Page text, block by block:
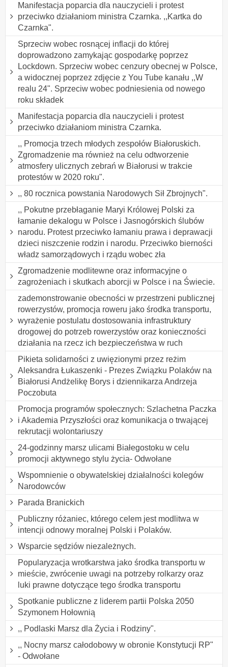
Manifestacja poparcia dla nauczycieli i protest
przeciwko działaniom ministra Czarnka. ,,Kartka do
Czarnka".
Sprzeciw wobec rosnącej inflacji do której
doprowadzono zamykając gospodarkę poprzez
Lockdown. Sprzeciw wobec cenzury obecnej w Polsce,
a widocznej poprzez zdjęcie z You Tube kanału ,,W
realu 24". Sprzeciw wobec podniesienia od nowego
roku składek
Manifestacja poparcia dla nauczycieli i protest
przeciwko działaniom ministra Czarnka.
,, Promocja trzech młodych zespołów Białoruskich.
Zgromadzenie ma również na celu odtworzenie
atmosfery ulicznych zebrań w Białorusi w trakcie
protestów w 2020 roku".
,, 80 rocznica powstania Narodowych Sił Zbrojnych".
,, Pokutne przebłaganie Maryi Królowej Polski za
łamanie dekalogu w Polsce i Jasnogórskich ślubów
narodu. Protest przeciwko łamaniu prawa i deprawacji
dzieci niszczenie rodzin i narodu. Przeciwko bierności
władz samorządowych i rządu wobec zła
Zgromadzenie modlitewne oraz informacyjne o
zagrożeniach i skutkach aborcji w Polsce i na Świecie.
zademonstrowanie obecności w przestrzeni publicznej
rowerzystów, promocja roweru jako środka transportu,
wyrażenie postulatu dostosowania infrastruktury
drogowej do potrzeb rowerzystów oraz konieczności
działania na rzecz ich bezpieczeństwa w ruch
Pikieta solidarności z uwięzionymi przez reżim
Aleksandra Łukaszenki - Prezes Związku Polaków na
Białorusi Andżelikę Borys i dziennikarza Andrzeja
Poczobuta
Promocja programów społecznych: Szlachetna Paczka
i Akademia Przyszłości oraz komunikacja o trwającej
rekrutacji wolontariuszy
24-godzinny marsz ulicami Białegostoku w celu
promocji aktywnego stylu życia- Odwołane
Wspomnienie o obywatelskiej działalności kolegów
Narodowców
Parada Branickich
Publiczny różaniec, którego celem jest modlitwa w
intencji odnowy moralnej Polski i Polaków.
Wsparcie sędziów niezależnych.
Popularyzacja wrotkarstwa jako środka transportu w
mieście, zwrócenie uwagi na potrzeby rolkarzy oraz
luki prawne dotyczące tego środka transportu
Spotkanie publiczne z liderem partii Polska 2050
Szymonem Hołownią
,, Podlaski Marsz dla Życia i Rodziny".
,, Nocny marsz całodobowy w obronie Konstytucji RP"
- Odwołane